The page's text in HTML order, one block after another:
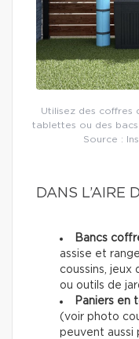
Utilisez des coffres
tablettes ou des bacs
Source :
DANS L’AIRE
Bancs
assise et
coussins, jeux
ou outils de
Paniers en
(voir photo
peuvent aussi